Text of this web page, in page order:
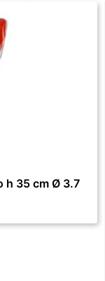
h 35 cm Ø 3.7